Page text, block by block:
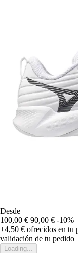
Desde
100,00 € 90,00 € -10%
+4,50 € ofrecidos en tu
validación de tu pedido
Loading...